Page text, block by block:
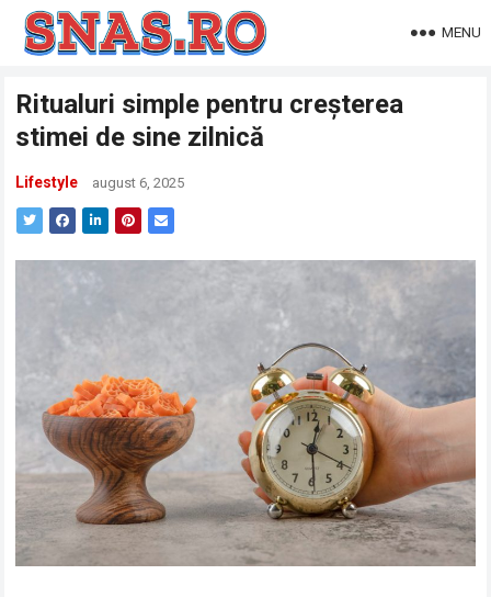
MENU
Ritualuri simple pentru creșterea
stimei de sine zilnică
Lifestyle august 6, 2025